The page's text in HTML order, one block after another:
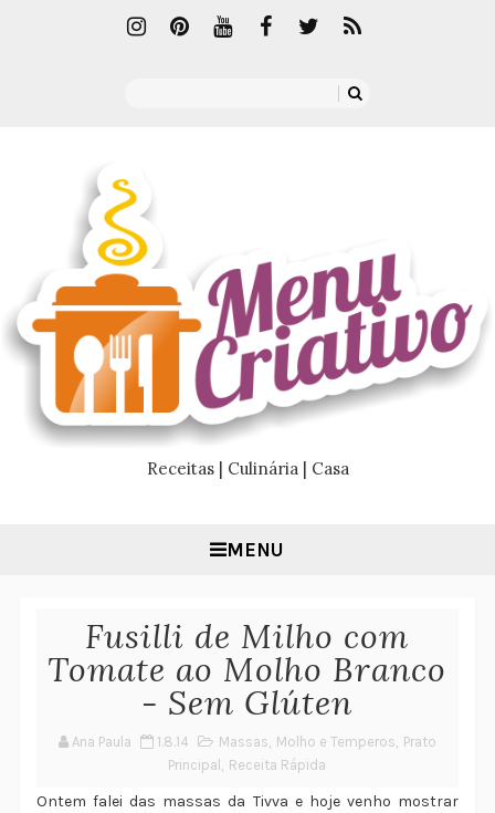
Receitas | Culinária | Casa
MENU
Fusilli de Milho com
Tomate ao Molho Branco
- Sem Glúten
Ana Paula 1.8.14 Massas, Molho e Temperos, Prato
Principal , Receita Rápida
Ontem falei das massas da Tivva e hoje venho mostrar